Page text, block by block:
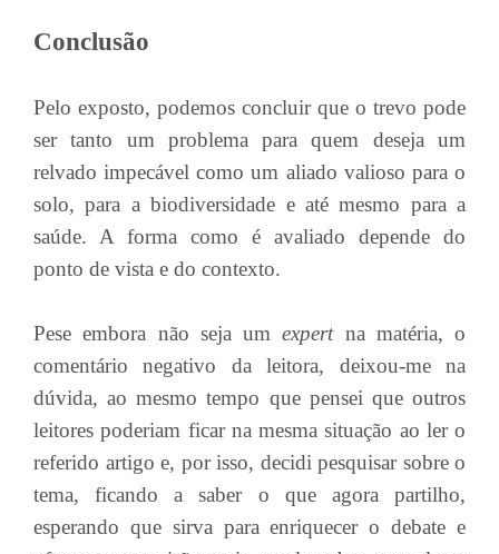
Conclusão
Pelo exposto, podemos concluir que o trevo pode
ser tanto um problema para quem deseja um
relvado impecável como um aliado valioso para o
solo, para a biodiversidade e até mesmo para a
saúde. A forma como é avaliado depende do
ponto de vista e do contexto.
Pese embora não seja umexpertna matéria, o
comentário negativo da leitora, deixou-me na
dúvida, ao mesmo tempo que pensei que outros
leitores poderiam ficar na mesma situação ao ler o
referido artigo e, por isso, decidi pesquisar sobre o
tema, ficando a saber o que agora partilho,
esperando que sirva para enriquecer o debate e